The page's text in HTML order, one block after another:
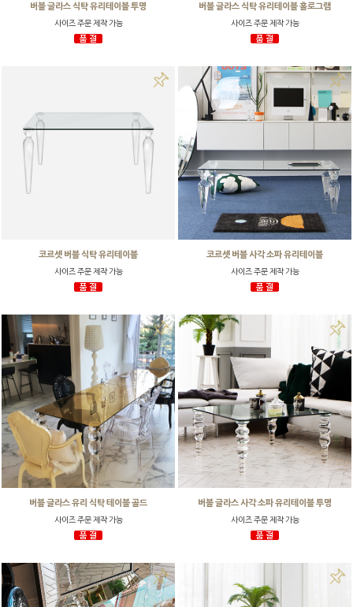
버블 글라스 식탁 유리테이블 투명
사이즈 주문 제작 가능
버블 글라스 식탁 유리테이블 홀로그램
사이즈 주문 제작 가능
코르셋 버블 식탁 유리테이블
사이즈 주문 제작 가능
코르셋 버블 사각 소파 유리테이블
사이즈 주문 제작 가능
버블 글라스 유리 식탁 테이블 골드
사이즈 주문 제작 가능
버블 글라스 사각 소파 유리테이블 투명
사이즈 주문 제작 가능